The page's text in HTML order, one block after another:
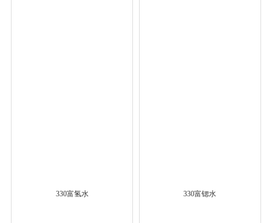
330富氢水 330富锶水